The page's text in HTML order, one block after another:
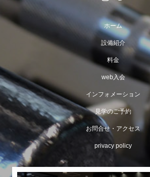
ホーム
設備紹介
料金
web入会
インフォメーション
見学のご予約
お問合せ・アクセス
privacy policy